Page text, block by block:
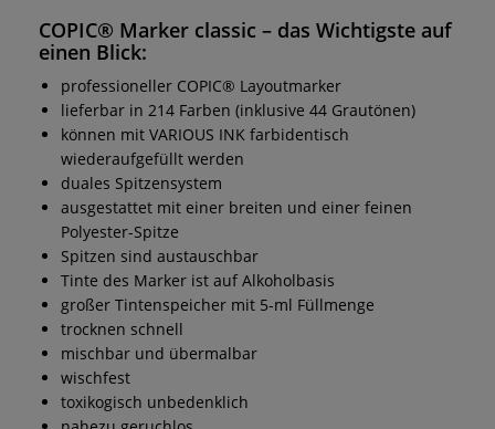
COPIC® Marker classic – das Wichtigste auf
einen Blick:
professioneller COPIC® Layoutmarker
lieferbar in 214 Farben (inklusive 44 Grautönen)
können mit VARIOUS INK farbidentisch
wiederaufgefüllt werden
duales Spitzensystem
ausgestattet mit einer breiten und einer feinen
Polyester-Spitze
Spitzen sind austauschbar
Tinte des Marker ist auf Alkoholbasis
großer Tintenspeicher mit 5-ml Füllmenge
trocknen schnell
mischbar und übermalbar
wischfest
toxikogisch unbedenklich